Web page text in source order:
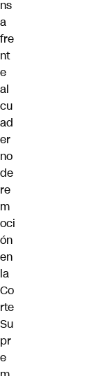
ns
a
fre
nt
e
al
cu
ad
er
no
de
re
m
oci
ón
en
la
Co
rte
Su
pr
e